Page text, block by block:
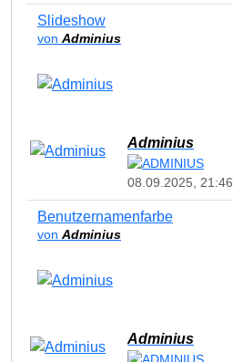
Slideshow
von Adminius
Adminius
08.09.2025, 21:46
Benutzernamenfarbe
von Adminius
Adminius